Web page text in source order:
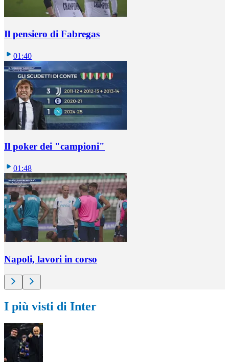
Il pensiero di Fabregas
01:40
Il poker dei "campioni"
01:48
Napoli, lavori in corso
I più visti di Inter